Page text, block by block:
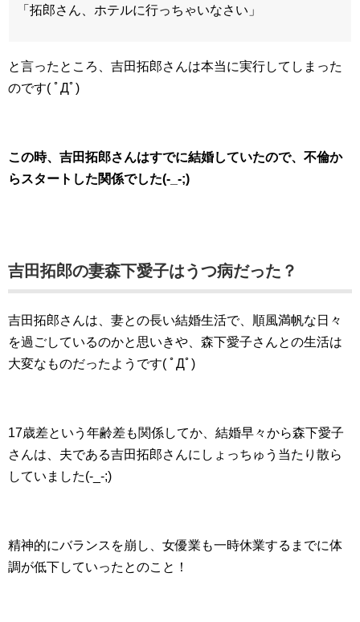
「拓郎さん、ホテルに行っちゃいなさい」
と言ったところ、吉田拓郎さんは本当に実行してしまった
のです( ﾟДﾟ)
この時、吉田拓郎さんはすでに結婚していたので、不倫か
らスタートした関係でした(-_-;)
吉田拓郎の妻森下愛子はうつ病だった？
吉田拓郎さんは、妻との長い結婚生活で、順風満帆な日々
を過ごしているのかと思いきや、森下愛子さんとの生活は
大変なものだったようです( ﾟДﾟ)
17歳差という年齢差も関係してか、結婚早々から森下愛子
さんは、夫である吉田拓郎さんにしょっちゅう当たり散ら
していました(-_-;)
精神的にバランスを崩し、女優業も一時休業するまでに体
調が低下していったとのこと！